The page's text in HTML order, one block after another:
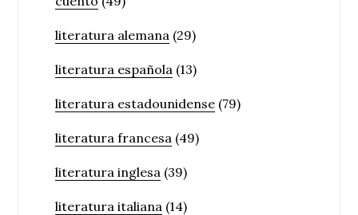
literatura alemana (29)
literatura española (13)
literatura estadounidense (79)
literatura francesa (49)
literatura inglesa (39)
literatura italiana (14)